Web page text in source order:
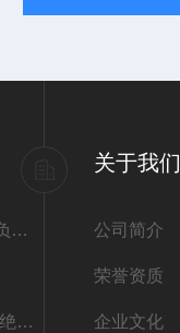
金日立仪器│数字功率计│电子负载│LCR数字电桥│直流低电阻仪│7116C信号发生器│直流电源
上海沪光|线圈圈数测量仪-匝间绝缘测试仪-线圈短路测试仪
关于我们
公司简介
荣誉资质
企业文化